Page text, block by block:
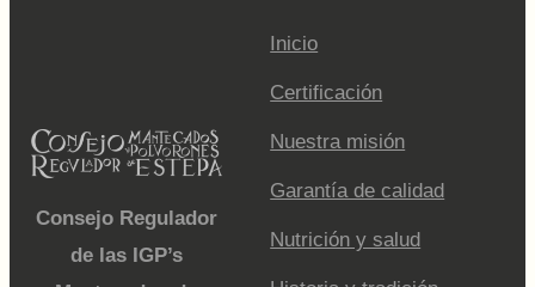
Consejo Regulador
de las IGP’s
Inicio
Certificación
Nuestra misión
Garantía de calidad
Nutrición y salud